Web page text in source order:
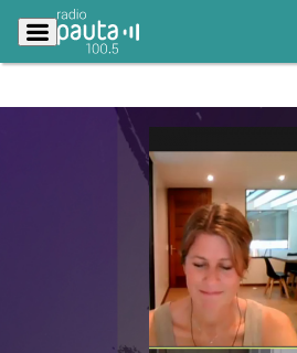
Podcasts
Radio en vivo
Tendencias